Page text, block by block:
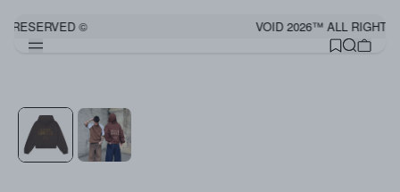
RESERVED © VOID 2026™ ALL RIGHTS